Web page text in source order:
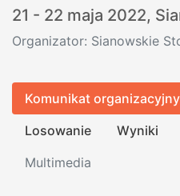
21 - 22 maja 2022,
Organizator: Sianowskie
Komunikat organizacyjny
Losowanie
Wyniki
Multimedia